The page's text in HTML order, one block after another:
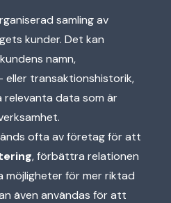
samling av
kunder. Det kan
namn,
transaktionshistorik,
data som är
ofta av företag för att
, förbättra relationen
möjligheter för mer riktad
även användas för att